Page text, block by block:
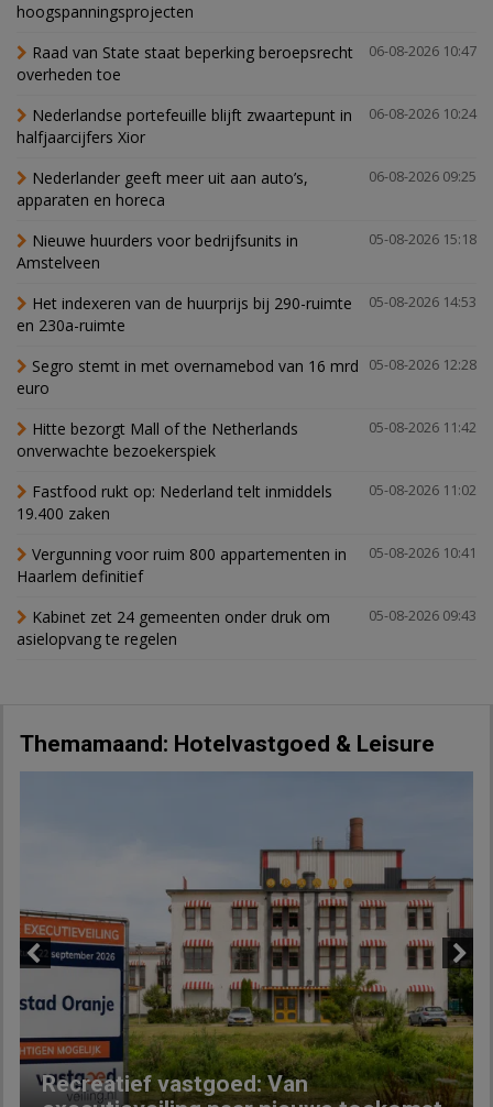
hoogspanningsprojecten
06-08-2026 10:47
Raad van State staat beperking beroepsrecht
overheden toe
06-08-2026 10:24
Nederlandse portefeuille blijft zwaartepunt in
halfjaarcijfers Xior
06-08-2026 09:25
Nederlander geeft meer uit aan auto’s,
apparaten en horeca
05-08-2026 15:18
Nieuwe huurders voor bedrijfsunits in
Amstelveen
05-08-2026 14:53
Het indexeren van de huurprijs bij 290-ruimte
en 230a-ruimte
05-08-2026 12:28
Segro stemt in met overnamebod van 16 mrd
euro
05-08-2026 11:42
Hitte bezorgt Mall of the Netherlands
onverwachte bezoekerspiek
05-08-2026 11:02
Fastfood rukt op: Nederland telt inmiddels
19.400 zaken
05-08-2026 10:41
Vergunning voor ruim 800 appartementen in
Haarlem definitief
05-08-2026 09:43
Kabinet zet 24 gemeenten onder druk om
asielopvang te regelen
Themamaand: Hotelvastgoed & Leisure
Recreatief vastgoed: Van
Next